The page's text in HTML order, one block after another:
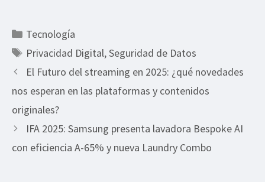
Categorías
Tecnología
Etiquetas
Privacidad Digital,Seguridad de Datos
El Futuro del streaming en 2025: ¿qué novedades
nos esperan en las plataformas y contenidos
originales?
IFA 2025: Samsung presenta lavadora Bespoke AI
con eficiencia A-65% y nueva Laundry Combo